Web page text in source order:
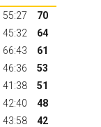
55:27
70
45:32
64
66:43
61
46:36
53
41:38
51
42:40
48
43:58
42